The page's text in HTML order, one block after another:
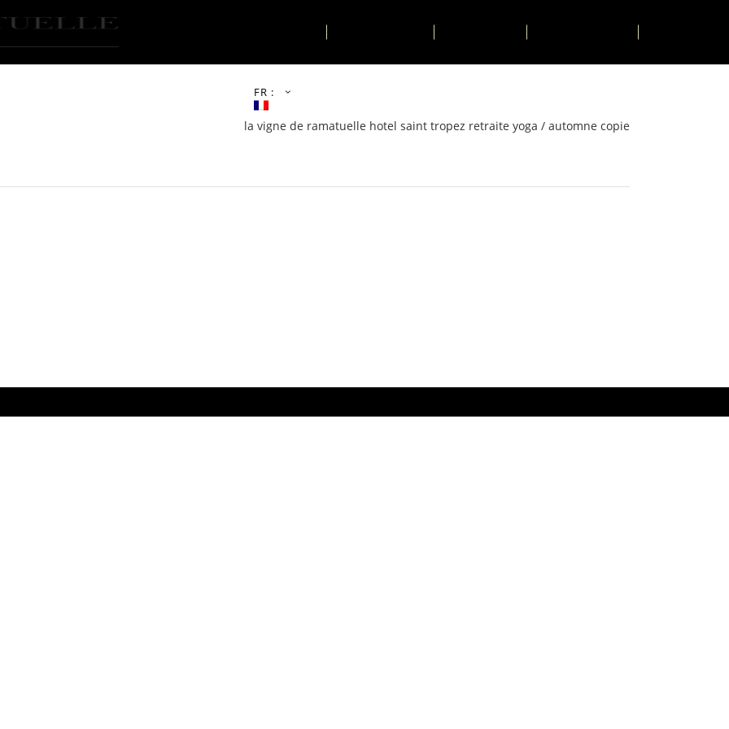
FR :
la vigne de ramatuelle hotel saint tropez retraite yoga / automne copie